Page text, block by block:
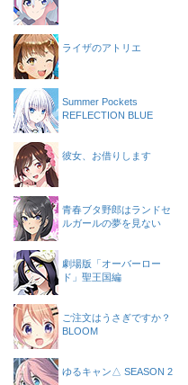
ライザのアトリエ
Summer Pockets
REFLECTION BLUE
彼女、お借りします
青春ブタ野郎はランドセ
ルガールの夢を見ない
劇場版「オーバーロー
ド」聖王国編
ご注文はうさぎですか？
BLOOM
ゆるキャン△ SEASON 2